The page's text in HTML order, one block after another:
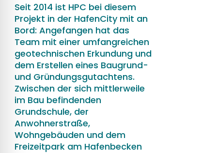
Seit 2014 ist HPC bei diesem
Projekt in der HafenCity mit an
Bord: Angefangen hat das
Team mit einer umfangreichen
geotechnischen Erkundung und
dem Erstellen eines Baugrund-
und Gründungsgutachtens.
Zwischen der sich mittlerweile
im Bau befindenden
Grundschule, der
Anwohnerstraße,
Wohngebäuden und dem
Freizeitpark am Hafenbecken